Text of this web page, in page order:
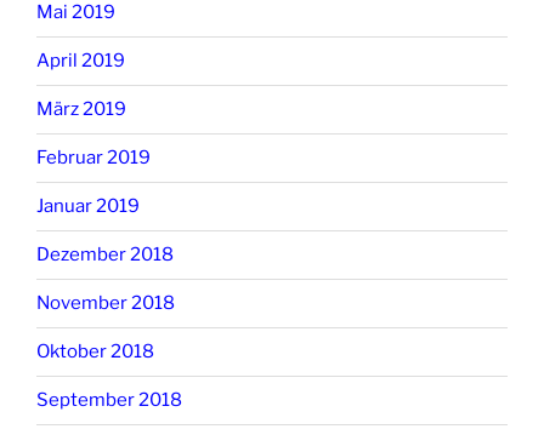
Mai 2019
April 2019
März 2019
Februar 2019
Januar 2019
Dezember 2018
November 2018
Oktober 2018
September 2018